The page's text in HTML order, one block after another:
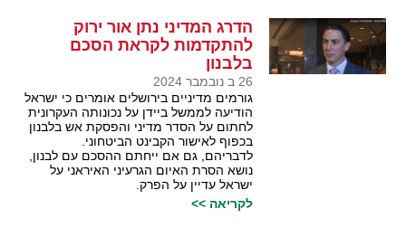
הדרג המדיני נתן אור ירוק
להתקדמות לקראת הסכם
בלבנון
26 ב נובמבר 2024
גורמים מדיניים בירושלים אומרים כי ישראל
הודיעה לממשל ביידן על נכונותה העקרונית
לחתום על הסדר מדיני והפסקת אש בלבנון
בכפוף לאישור הקבינט הביטחוני.
לדבריהם, גם אם ייחתם ההסכם עם לבנון,
נושא הסרת האיום הגרעיני האיראני על
ישראל עדיין על הפרק.
לקריאה >>